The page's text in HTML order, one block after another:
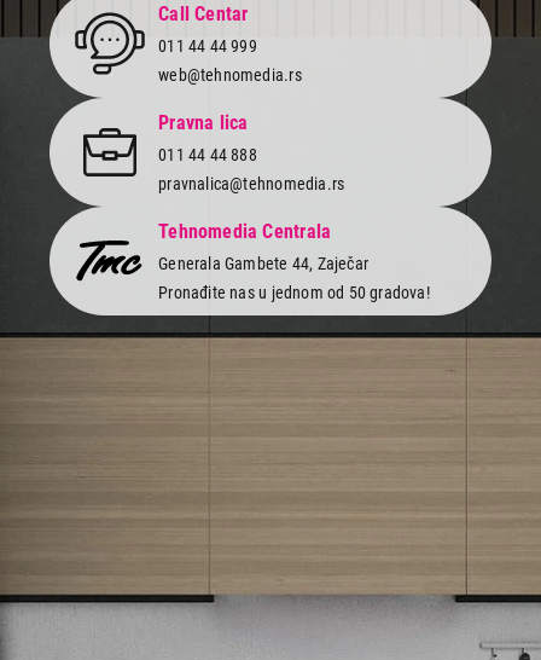
Call Centar
011 44 44 999
web@tehnomedia.rs
Pravna lica
011 44 44 888
pravnalica@tehnomedia.rs
Tehnomedia Centrala
Generala Gambete 44, Zaječar
Pronađite nas u jednom od 50 gradova!